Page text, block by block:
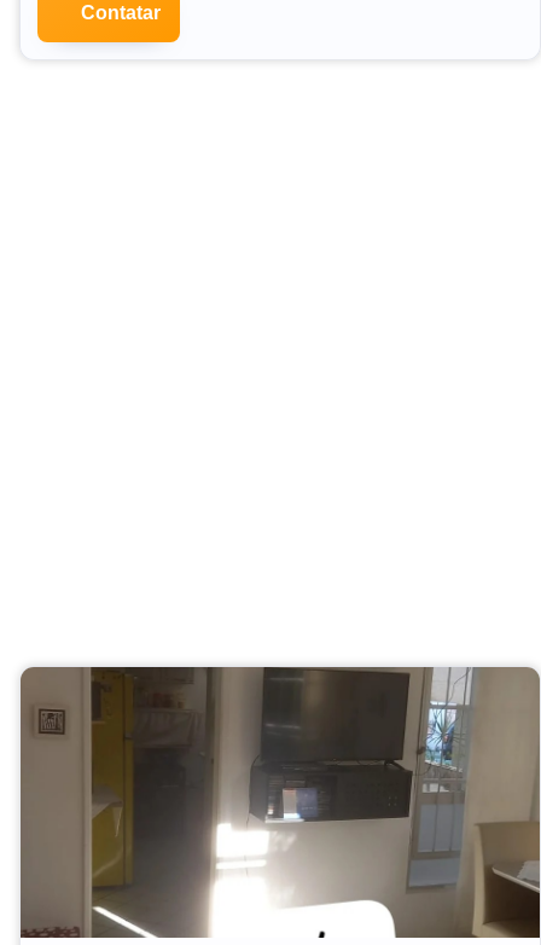
Contatar